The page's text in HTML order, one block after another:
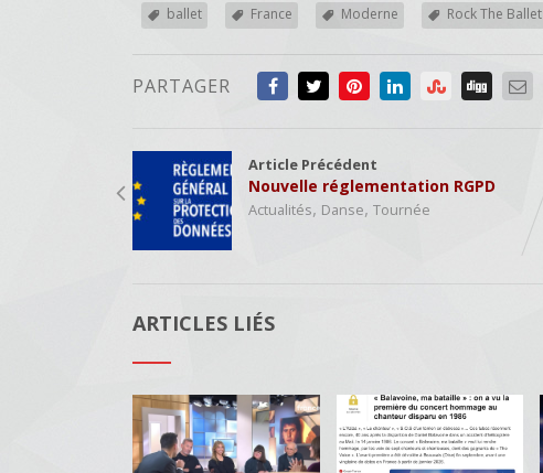
ballet France Moderne Rock The Ballet
PARTAGER
Article Précédent
Nouvelle réglementation RGPD
Actualités, Danse,Tournée
ARTICLES LIÉS